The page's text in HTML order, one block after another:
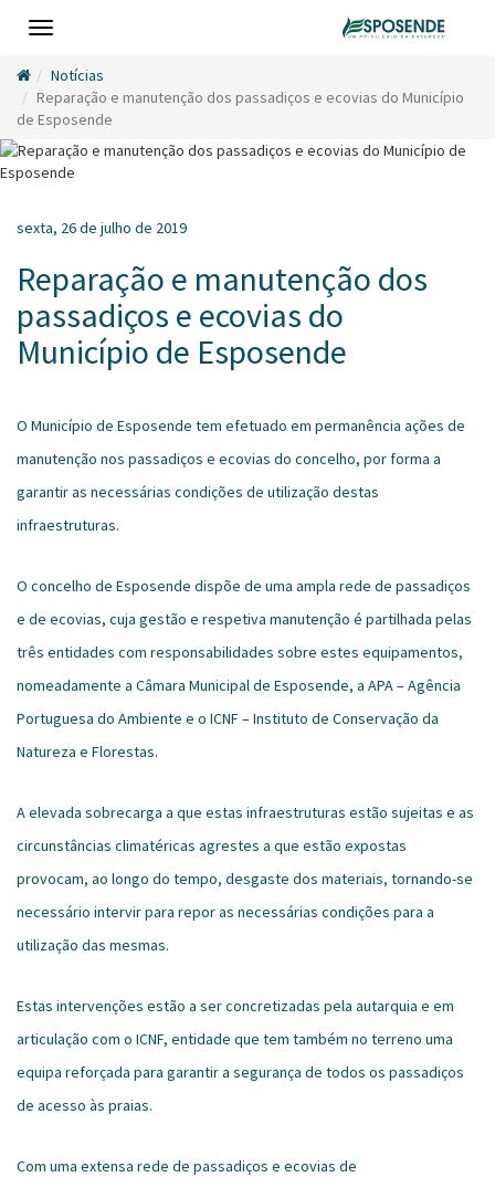
Toggle
Notícias
Reparação e manutenção dos passadiços e ecovias do Município
de Esposende
sexta, 26 de julho de 2019
Reparação e manutenção dos
passadiços e ecovias do
Município de Esposende
O Município de Esposende tem efetuado em permanência ações de
manutenção nos passadiços e ecovias do concelho, por forma a
garantir as necessárias condições de utilização destas
infraestruturas.
O concelho de Esposende dispõe de uma ampla rede de passadiços
e de ecovias, cuja gestão e respetiva manutenção é partilhada pelas
três entidades com responsabilidades sobre estes equipamentos,
nomeadamente a Câmara Municipal de Esposende, a APA – Agência
Portuguesa do Ambiente e o ICNF – Instituto de Conservação da
Natureza e Florestas.
A elevada sobrecarga a que estas infraestruturas estão sujeitas e as
circunstâncias climatéricas agrestes a que estão expostas
provocam, ao longo do tempo, desgaste dos materiais, tornando-se
necessário intervir para repor as necessárias condições para a
utilização das mesmas.
Estas intervenções estão a ser concretizadas pela autarquia e em
articulação com o ICNF, entidade que tem também no terreno uma
equipa reforçada para garantir a segurança de todos os passadiços
de acesso às praias.
Com uma extensa rede de passadiços e ecovias de